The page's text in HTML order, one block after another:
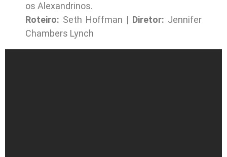
os Alexandrinos.
Roteiro: Seth Hoffman | Diretor: Jennifer
Chambers Lynch